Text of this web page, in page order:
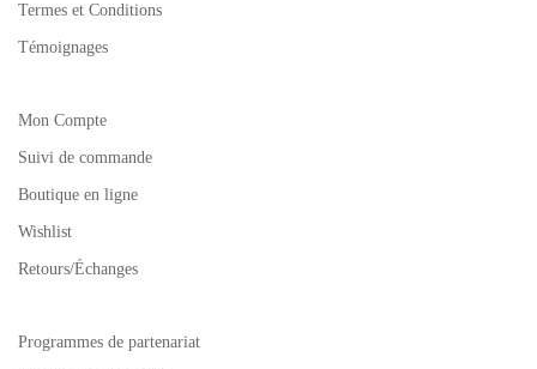
Termes et Conditions
Témoignages
Mon Compte
Suivi de commande
Boutique en ligne
Wishlist
Retours/Échanges
Programmes de partenariat